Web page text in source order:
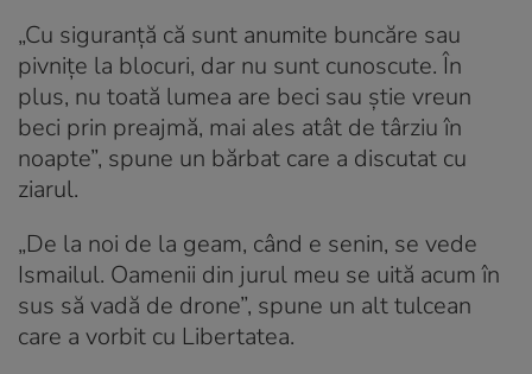
„Cu siguranță că sunt anumite buncăre sau
pivnițe la blocuri, dar nu sunt cunoscute. În
plus, nu toată lumea are beci sau știe vreun
beci prin preajmă, mai ales atât de târziu în
noapte”, spune un bărbat care a discutat cu
ziarul.
„De la noi de la geam, când e senin, se vede
Ismailul. Oamenii din jurul meu se uită acum în
sus să vadă de drone”, spune un alt tulcean
care a vorbit cu Libertatea.